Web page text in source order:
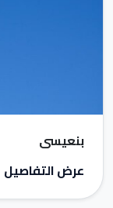
بنعيسى
عرض التفاصيل